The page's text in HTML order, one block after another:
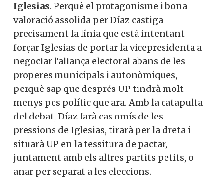
Iglesias. Perquè el protagonisme i bona
valoració assolida per Díaz castiga
precisament la línia que està intentant
forçar Iglesias de portar la vicepresidenta a
negociar l’aliança electoral abans de les
properes municipals i autonòmiques,
perquè sap que després UP tindrà molt
menys pes polític que ara. Amb la catapulta
del debat, Díaz farà cas omís de les
pressions de Iglesias, tirarà per la dreta i
situarà UP en la tessitura de pactar,
juntament amb els altres partits petits, o
anar per separat a les eleccions.